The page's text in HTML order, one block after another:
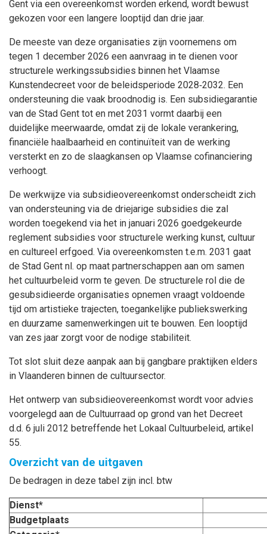
Gent via een overeenkomst worden erkend, wordt bewust
gekozen voor een langere looptijd dan drie jaar.
De meeste van deze organisaties zijn voornemens om
tegen 1 december 2026 een aanvraag in te dienen voor
structurele werkingssubsidies binnen het Vlaamse
Kunstendecreet voor de beleidsperiode 2028‑2032. Een
ondersteuning die vaak broodnodig is. Een subsidiegarantie
van de Stad Gent tot en met 2031 vormt daarbij een
duidelijke meerwaarde, omdat zij de lokale verankering,
financiële haalbaarheid en continuïteit van de werking
versterkt en zo de slaagkansen op Vlaamse cofinanciering
verhoogt.
De werkwijze via subsidieovereenkomst onderscheidt zich
van ondersteuning via de driejarige subsidies die zal
worden toegekend via het in januari 2026 goedgekeurde
reglement subsidies voor structurele werking kunst, cultuur
en cultureel erfgoed. Via overeenkomsten t.e.m. 2031 gaat
de Stad Gent nl. op maat partnerschappen aan om samen
het cultuurbeleid vorm te geven. De structurele rol die de
gesubsidieerde organisaties opnemen vraagt voldoende
tijd om artistieke trajecten, toegankelijke publiekswerking
en duurzame samenwerkingen uit te bouwen. Een looptijd
van zes jaar zorgt voor de nodige stabiliteit.
Tot slot sluit deze aanpak aan bij gangbare praktijken elders
in Vlaanderen binnen de cultuursector.
Het ontwerp van subsidieovereenkomst wordt voor advies
voorgelegd aan de Cultuurraad op grond van het Decreet
d.d. 6 juli 2012 betreffende het Lokaal Cultuurbeleid, artikel
55.
Overzicht van de uitgaven
De bedragen in deze tabel zijn incl. btw
Dienst*
Budgetplaats